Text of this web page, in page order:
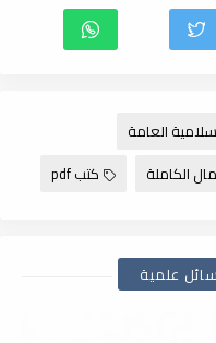
العامة
الكاملة كتب pdf
علمية